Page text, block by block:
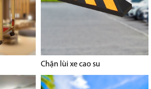
Chặn lùi xe cao su